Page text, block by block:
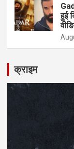
हुई
क्राइम